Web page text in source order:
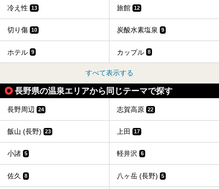
冷え性 13 旅館 12
切り傷 10 炭酸水素塩泉 9
ホテル 9 カップル 8
すべて表示する
長野県の温泉エリアから同じテーマで探す
長野周辺 24 志賀高原 22
飯山 (長野) 23 上田 17
小諸 5 軽井沢 6
佐久 8 八ヶ岳 (長野) 5